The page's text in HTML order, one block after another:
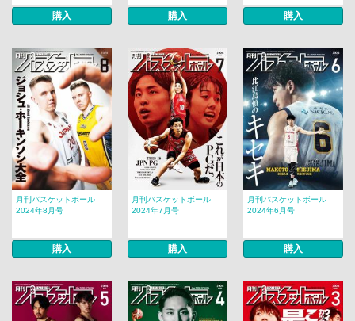
購入 購入 購入
月刊バスケットボール
2024年8月号
購入
月刊バスケットボール
2024年7月号
購入
月刊バスケットボール
2024年6月号
購入